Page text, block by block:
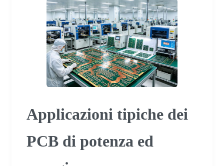
Applicazioni tipiche dei
PCB di potenza ed